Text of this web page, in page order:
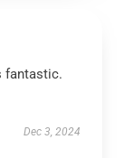
fantastic.
Dec 3, 2024